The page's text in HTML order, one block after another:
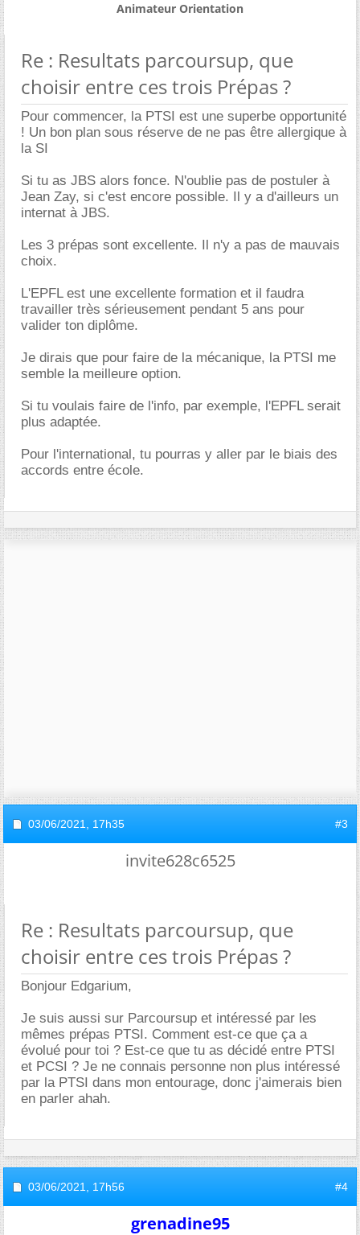
Animateur Orientation
Re : Resultats parcoursup, que
choisir entre ces trois Prépas ?
Pour commencer, la PTSI est une superbe opportunité
! Un bon plan sous réserve de ne pas être allergique à
la SI
Si tu as JBS alors fonce. N'oublie pas de postuler à
Jean Zay, si c'est encore possible. Il y a d'ailleurs un
internat à JBS.
Les 3 prépas sont excellente. Il n'y a pas de mauvais
choix.
L'EPFL est une excellente formation et il faudra
travailler très sérieusement pendant 5 ans pour
valider ton diplôme.
Je dirais que pour faire de la mécanique, la PTSI me
semble la meilleure option.
Si tu voulais faire de l'info, par exemple, l'EPFL serait
plus adaptée.
Pour l'international, tu pourras y aller par le biais des
accords entre école.
03/06/2021, 17h35 #3
invite628c6525
Re : Resultats parcoursup, que
choisir entre ces trois Prépas ?
Bonjour Edgarium,
Je suis aussi sur Parcoursup et intéressé par les
mêmes prépas PTSI. Comment est-ce que ça a
évolué pour toi ? Est-ce que tu as décidé entre PTSI
et PCSI ? Je ne connais personne non plus intéressé
par la PTSI dans mon entourage, donc j'aimerais bien
en parler ahah.
03/06/2021, 17h56 #4
grenadine95